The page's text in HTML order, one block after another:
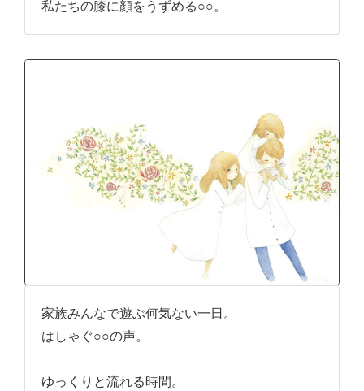
私たちの膝に顔をうずめる○○。
家族みんなで遊ぶ何気ない一日。
はしゃぐ○○の声。
ゆっくりと流れる時間。